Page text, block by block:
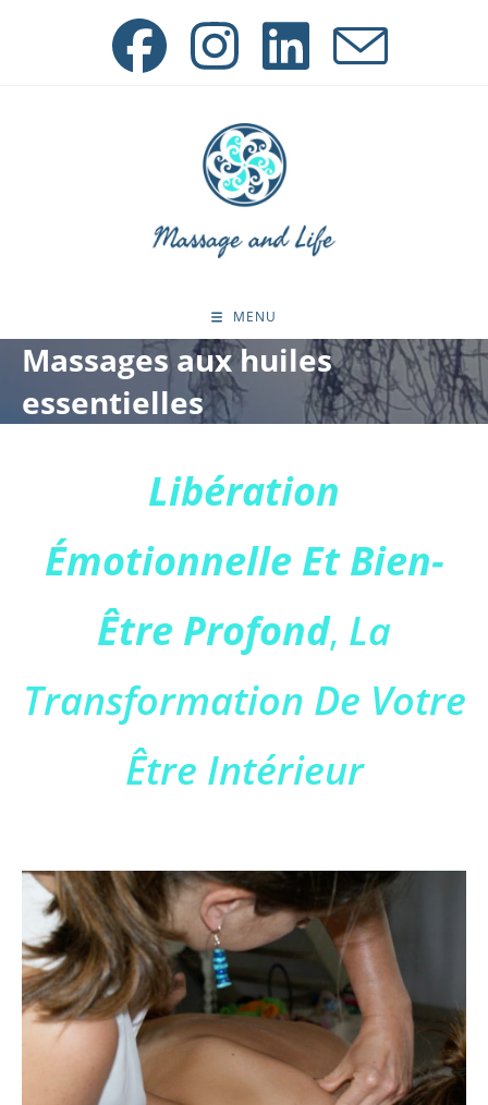
MENU
Massages aux huiles
essentielles
Libération
Émotionnelle Et Bien-
Être Profond, La
Transformation De Votre
Être Intérieur